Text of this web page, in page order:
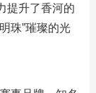
提升了香河的
珠”璀璨的光